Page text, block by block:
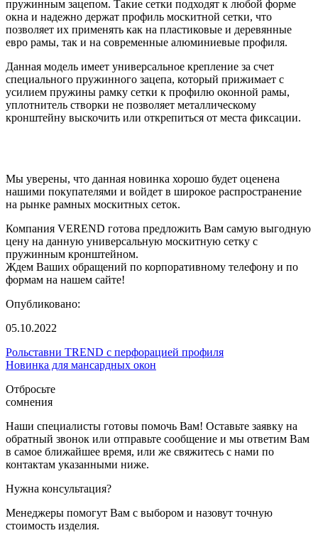
пружинным зацепом. Такие сетки подходят к любой форме
окна и надежно держат профиль москитной сетки, что
позволяет их применять как на пластиковые и деревянные
евро рамы, так и на современные алюминиевые профиля.
Данная модель имеет универсальное крепление за счет
специального пружинного зацепа, который прижимает с
усилием пружины рамку сетки к профилю оконной рамы,
уплотнитель створки не позволяет металлическому
кронштейну выскочить или открепиться от места фиксации.
Мы уверены, что данная новинка хорошо будет оценена
нашими покупателями и войдет в широкое распространение
на рынке рамных москитных сеток.
Компания VEREND готова предложить Вам самую выгодную
цену на данную универсальную москитную сетку с
пружинным кронштейном.
Ждем Ваших обращений по корпоративному телефону и по
формам на нашем сайте!
Опубликовано:
05.10.2022
Рольставни TREND с перфорацией профиля
Новинка для мансардных окон
Отбросьте
сомнения
Наши специалисты готовы помочь Вам! Оставьте заявку на
обратный звонок или отправьте сообщение и мы ответим Вам
в самое ближайшее время, или же свяжитесь с нами по
контактам указанными ниже.
Нужна консультация?
Менеджеры помогут Вам с выбором и назовут точную
стоимость изделия.